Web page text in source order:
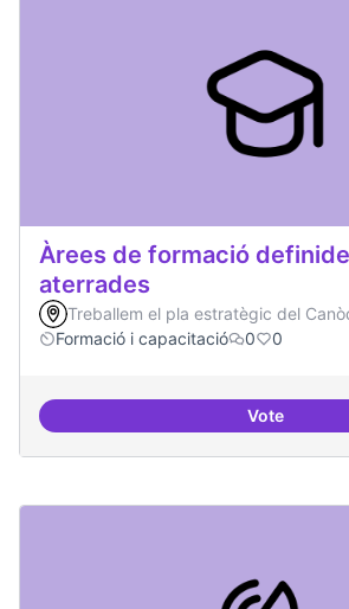
Àrees de formació
aterrades
Treballem el pla estratègic del
Formació i capacitació
0 0
VoteÀrees de